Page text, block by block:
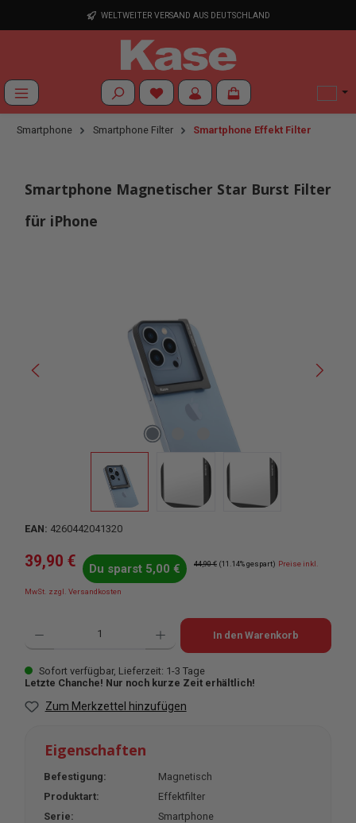
Zum Hauptinhalt springenWELTWEITER VERSAND AUS DEUTSCHLAND
Du hast 0 Produkte auf dem Merkzettel
Smartphone Smartphone Filter Smartphone Effekt Filter
Smartphone Magnetischer Star Burst Filter
für iPhone
EAN: 4260442041320
39,90 € Du sparst 5,00 € Regulärer Preis:
44,90 € (11.14% gespart) Preise inkl.
MwSt. zzgl. Versandkosten
Produkt Anzahl: Gib den gewünschten Wert ein oder benutze die
In den Warenkorb
Sofort verfügbar, Lieferzeit: 1-3 Tage
Letzte Chanche! Nur noch kurze Zeit erhältlich!
Zum Merkzettel hinzufügen
Eigenschaften
Befestigung:
Magnetisch
Produktart:
Effektfilter
Serie:
Smartphone